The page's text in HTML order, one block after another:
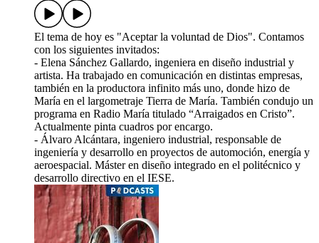
El tema de hoy es "Aceptar la voluntad de Dios". Contamos
con los siguientes invitados:
- Elena Sánchez Gallardo, ingeniera en diseño industrial y
artista. Ha trabajado en comunicación en distintas empresas,
también en la productora infinito más uno, donde hizo de
María en el largometraje Tierra de María. También condujo un
programa en Radio María titulado “Arraigados en Cristo”.
Actualmente pinta cuadros por encargo.
- Álvaro Alcántara, ingeniero industrial, responsable de
ingeniería y desarrollo en proyectos de automoción, energía y
aeroespacial. Máster en diseño integrado en el politécnico y
desarrollo directivo en el IESE.